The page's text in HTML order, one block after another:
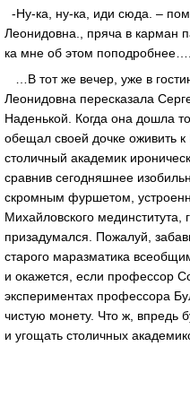
-Ну-ка, ну-ка, иди сюда. –
Леонидовна., пряча в карман
ка мне об этом поподробнее….
…В тот же вечер, уже в
Леонидовна пересказала
Наденькой. Когда она дошла
обещал своей дочке оживить
столичный академик
сравнив сегодняшнее
скромным фуршетом,
Михайловского
призадумался. Пожалуй,
старого маразматика
и окажется, если профессор
экспериментах профессора
чистую монету. Что ж, впредь
и угощать столичных